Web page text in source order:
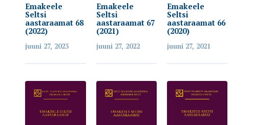
Emakeele
Seltsi
aastaraamat 68
(2022)
juuni 27, 2023
Emakeele
Seltsi
aastaraamat 67
(2021)
juuni 27, 2022
Emakeele
Seltsi
aastaraamat 66
(2020)
juuni 27, 2021